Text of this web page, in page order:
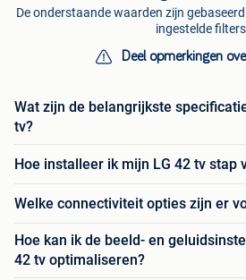
De onderstaande waarden zijn
ingestelde filters
Deel opmerkingen
Wat zijn de belangrijkste
tv?
Hoe installeer ik mijn LG 42 tv stap
Welke connectiviteit opties zijn er
Hoe kan ik de beeld- en
42 tv optimaliseren?